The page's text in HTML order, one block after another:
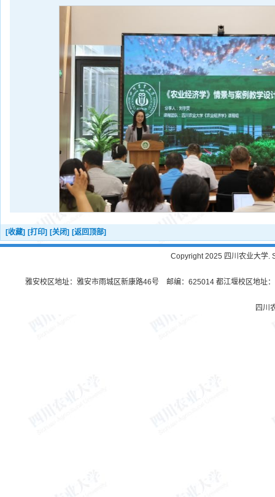
[收藏] [打印] [关闭] [返回顶部]
Copyright 2025 四川农业大学.
雅安校区地址：雅安市雨城区新康路46号 邮编：625014 都江堰校区地址
四川